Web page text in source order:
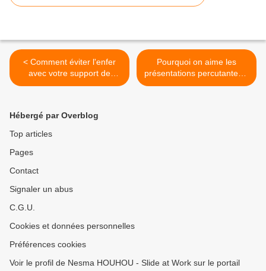
< Comment éviter l'enfer
avec votre support de
présentation ?
Pourquoi on aime les
présentations percutantes ?
>
Hébergé par Overblog
Top articles
Pages
Contact
Signaler un abus
C.G.U.
Cookies et données personnelles
Préférences cookies
Voir le profil de Nesma HOUHOU - Slide at Work sur le portail